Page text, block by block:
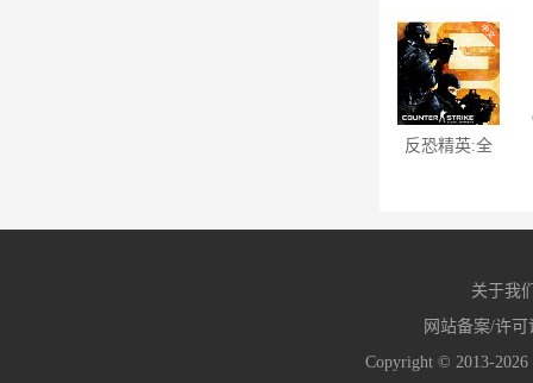
TGP)
3.12.02.1620
反恐精英:全
关于我
网站备案/许可
Copyright © 2013-2026